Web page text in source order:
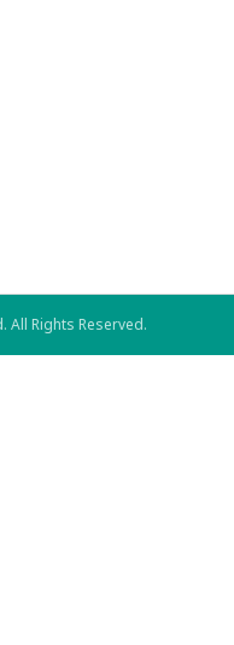
All Rights Reserved.